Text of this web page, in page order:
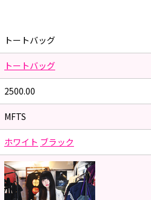
トートバッグ
トートバッグ
2500.00
MFTS
ホワイト ブラック